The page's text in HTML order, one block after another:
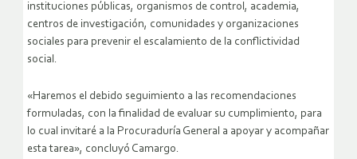
instituciones públicas, organismos de control, academia,
centros de investigación, comunidades y organizaciones
sociales para prevenir el escalamiento de la conflictividad
social.
«Haremos el debido seguimiento a las recomendaciones
formuladas, con la finalidad de evaluar su cumplimiento, para
lo cual invitaré a la Procuraduría General a apoyar y acompañar
esta tarea», concluyó Camargo.